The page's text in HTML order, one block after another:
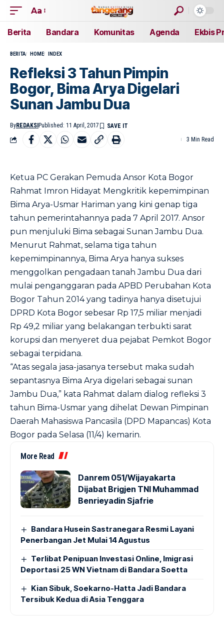
Aa
Berita Bandara Komunitas Agenda Ekbis
BERITA HOME INDEX
Refleksi 3 Tahun Pimpin
Bogor, Bima Arya Digelari
Sunan Jambu Dua
ByREDAKSI Published: 11 April, 2017
3 Min Read
Ketua PC Gerakan Pemuda Ansor Kota Bogor
Rahmat Imron Hidayat Mengkritik kepemimpinan
Bima Arya-Usmar Hariman yang kini genap tiga
tahun pemerintahannya pada 7 April 2017. Ansor
pun menjuluki Bima sebagai Sunan Jambu Dua.
Menurut Rahmat, selama tiga tahun
kepemimpinannya, Bima Arya hanya sukses
menggolkan pengadaan tanah Jambu Dua dari
mulai penganggaran pada APBD Perubahan Kota
Bogor Tahun 2014 yang tadinya hanya disetujui
DPRD Kota Bogor sebesar Rp 17,5 miliar menjadi
Rp 49,2 miliar yang belakangan terbukti sarat
korupsi dan menyeret dua pejabat Pemkot Bogor
sebagai terpidana.
“Atas segala jasa-jasanya tersebut maka sudah
sepantasnya Bima Arya digelari sebagai sunan
Jambu Dua,” kata Rahmat dalam dialog refleksi 3
tahun Bima-Usmar yang dihelat Dewan Pimpinan
Daerah Mahasiswa Pancasila (DPD Mapancas) Kota
Bogor pada Selasa (11/4) kemarin.
More Read
Danrem 051/Wijayakarta
Dijabat Brigjen TNI Muhammad
Benrieyadin Sjafrie
Bandara Husein Sastranegara Resmi Layani
Penerbangan Jet Mulai 14 Agustus
Terlibat Penipuan Investasi Online, Imigrasi
Deportasi 25 WN Vietnam di Bandara Soetta
Kian Sibuk, Soekarno-Hatta Jadi Bandara
Tersibuk Kedua di Asia Tenggara